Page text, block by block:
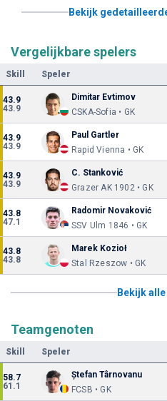
Bekijk
Vergelijkbare spelers
Skill Speler
43.9
43.9
Dimitar Evtimov
CSKA-Sofia • GK
43.9
43.9
Paul Gartler
Rapid Vienna • GK
43.9
43.9
C. Stanković
Grazer AK 1902 • GK
43.8
47.1
Radomir Novaković
SSV Ulm 1846 • GK
43.8
43.8
Marek Kozioł
Stal Rzeszow • GK
Bekijk
Teamgenoten
Skill Speler
58.7
61.1
Ștefan Târnovanu
FCSB • GK